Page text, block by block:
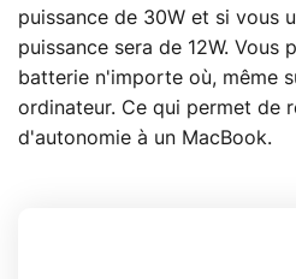
puissance de 30W et si vous
puissance sera de 12W. Vous
batterie n'importe où, même
ordinateur. Ce qui permet de
d'autonomie à un MacBook.